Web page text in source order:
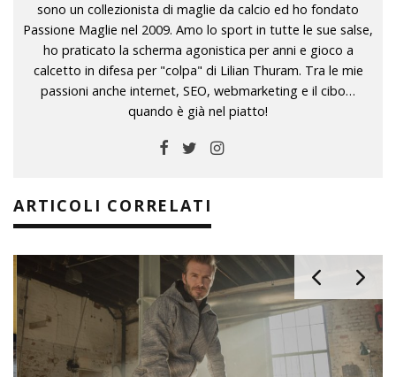
sono un collezionista di maglie da calcio ed ho fondato
Passione Maglie nel 2009. Amo lo sport in tutte le sue salse,
ho praticato la scherma agonistica per anni e gioco a
calcetto in difesa per "colpa" di Lilian Thuram. Tra le mie
passioni anche internet, SEO, webmarketing e il cibo…
quando è già nel piatto!
ARTICOLI CORRELATI